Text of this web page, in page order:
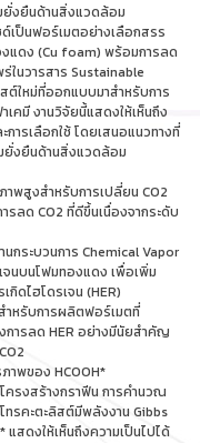
ยั่งยืนด้านสิ่งแวดล้อม
เป็นฟอร์เมตอย่างเลือกสรร
งแดง (Cu foam) พร้อมการลด
ในวารสาร Sustainable
ต์ใหม่ที่ออกแบบมาสำหรับการ
คมี งานวิจัยนี้แสดงให้เห็นถึง
ารเลือกใช้ โดยเสนอแนวทางที่
ยั่งยืนด้านสิ่งแวดล้อม
พสูงสำหรับการเปลี่ยน CO2
ลด CO2 ที่ดีขึ้นเนื่องจากระดับ
กระบวนการ Chemical Vapor
นบนโฟมทองแดง เพื่อเพิ่ม
ดไฮโดรเจน (HER)
ำหรับการผลิตฟอร์เมตที่
การลด HER อย่างมีนัยสำคัญ
าพของ HCOOH*
ครงสร้างกราฟีน การคำนวณ
รคะตะลิสต์มีพลังงาน Gibbs
แสดงให้เห็นถึงความเป็นไปได้